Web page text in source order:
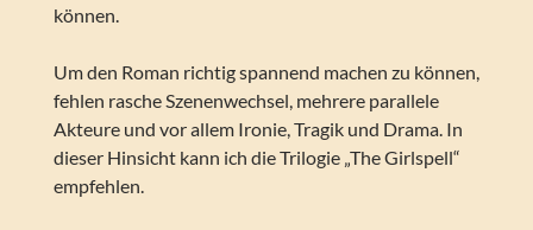
können.
Um den Roman richtig spannend machen zu können,
fehlen rasche Szenenwechsel, mehrere parallele
Akteure und vor allem Ironie, Tragik und Drama. In
dieser Hinsicht kann ich die Trilogie „The Girlspell“
empfehlen.